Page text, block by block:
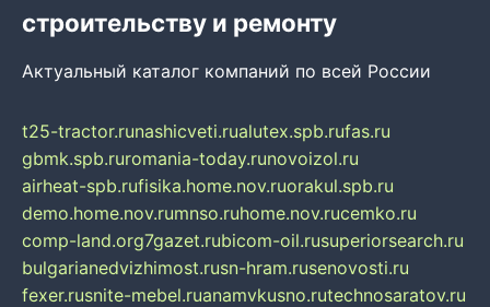
строительству и ремонту
Актуальный каталог компаний по всей России
t25-tractor.runashicveti.rualutex.spb.rufas.ru
gbmk.spb.ruromania-today.runovoizol.ru
airheat-spb.rufisika.home.nov.ruorakul.spb.ru
demo.home.nov.rumnso.ruhome.nov.rucemko.ru
comp-land.org7gazet.rubicom-oil.rusuperiorsearch.ru
bulgarianedvizhimost.rusn-hram.rusenovosti.ru
fexer.rusnite-mebel.ruanamvkusno.rutechnosaratov.ru